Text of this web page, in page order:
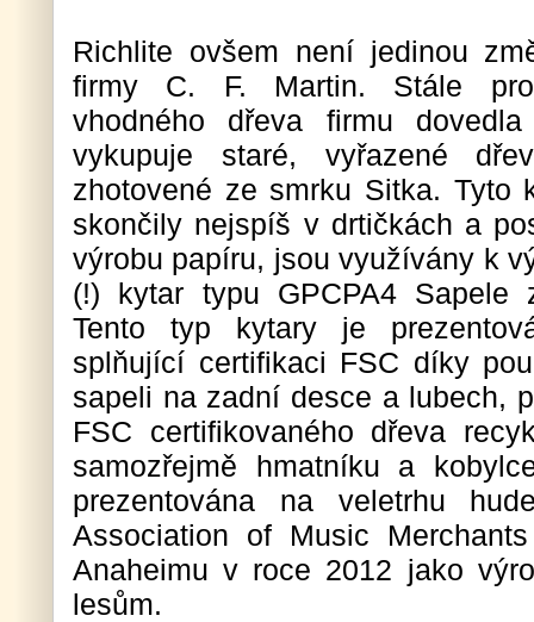
Richlite ovšem není jedinou
firmy C. F. Martin. Stále
vhodného dřeva firmu
vykupuje staré, vyřazené
zhotovené ze smrku Sitka. Tyto
skončily nejspíš v drtičkách a
výrobu papíru, jsou využívány k
(!) kytar typu GPCPA4 Sapele
Tento typ kytary je
splňující certifikaci FSC díky
sapeli na zadní desce a lubech,
FSC certifikovaného dřeva
samozřejmě hmatníku a
prezentována na veletrhu
Association of Music
Anaheimu v roce 2012 jako
lesům.